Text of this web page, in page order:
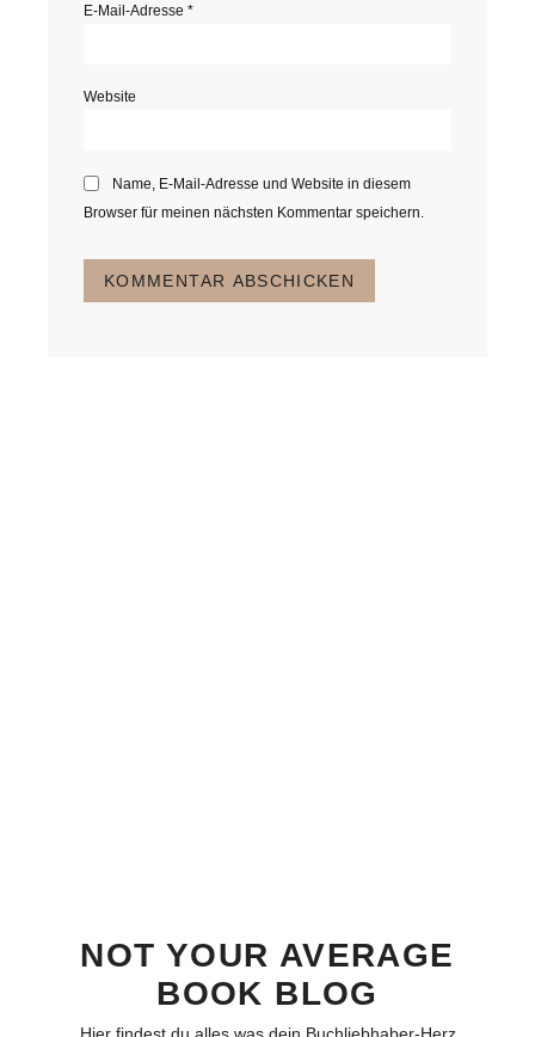
E-Mail-Adresse *
Website
Name, E-Mail-Adresse und Website in diesem
Browser für meinen nächsten Kommentar speichern.
NOT YOUR AVERAGE
BOOK BLOG